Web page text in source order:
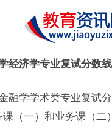
经济学专业复试分数
融学学术类专业复试
（一）和业务课（二